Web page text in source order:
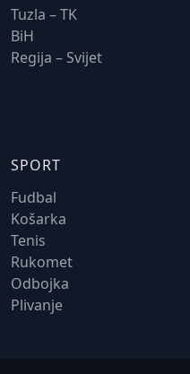
Tuzla – TK
BiH
Regija – Svijet
SPORT
Fudbal
Košarka
Tenis
Rukomet
Odbojka
Plivanje